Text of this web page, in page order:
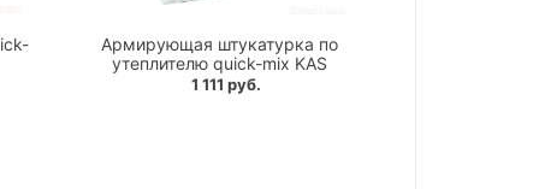
Армирующая штукатурка по
утеплителю quick-mix KAS
1 111 руб.